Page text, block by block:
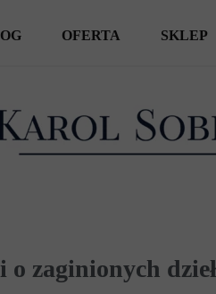
AUTORSKIE
OFERTA SKLEP
zaginionych